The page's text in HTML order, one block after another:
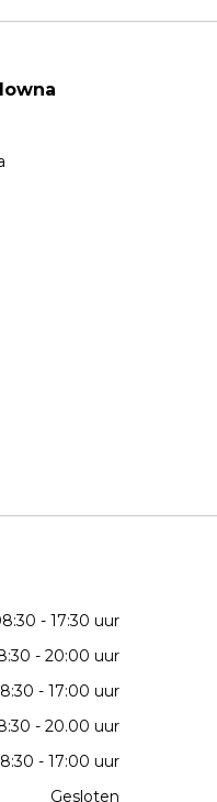
- 17:30 uur
- 20:00 uur
- 17:00 uur
- 20.00 uur
- 17:00 uur
Gesloten